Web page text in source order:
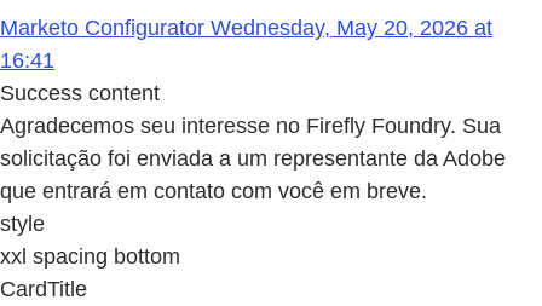
Marketo Configurator Wednesday, May 20, 2026 at
16:41
Success content
Agradecemos seu interesse no Firefly Foundry. Sua
solicitação foi enviada a um representante da Adobe
que entrará em contato com você em breve.
style
xxl spacing bottom
CardTitle